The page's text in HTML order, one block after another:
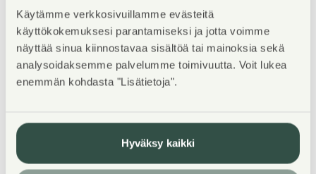
Käytämme verkkosivuillamme evästeitä
käyttökokemuksesi parantamiseksi ja jotta voimme
näyttää sinua kiinnostavaa sisältöä tai mainoksia sekä
analysoidaksemme palvelumme toimivuutta. Voit lukea
enemmän kohdasta "Lisätietoja".
Hyväksy kaikki
Property Introduction
TERVETULOA ESITTELYYN MAANANTAINA 3.8.2026
KLO 18-19.30! Esittelyssä pääset katsomaan kaikkia
WELCOME TO THE VIEWING ON MONDAY 3.8.2026
FROM 18:00 TO 19:30! At the viewing, you will have